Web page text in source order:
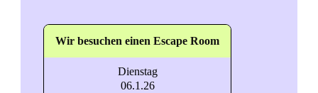
Wir besuchen einen Escape Room
Dienstag
06.1.26